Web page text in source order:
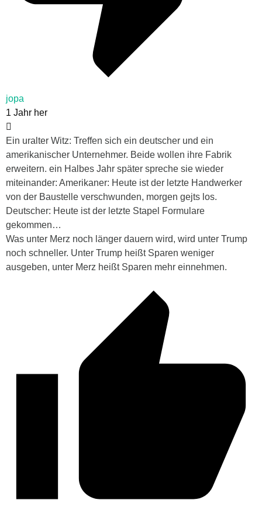
jopa
1 Jahr her
Ein uralter Witz: Treffen sich ein deutscher und ein
amerikanischer Unternehmer. Beide wollen ihre Fabrik
erweitern. ein Halbes Jahr später spreche sie wieder
miteinander: Amerikaner: Heute ist der letzte Handwerker
von der Baustelle verschwunden, morgen gejts los.
Deutscher: Heute ist der letzte Stapel Formulare
gekommen…
Was unter Merz noch länger dauern wird, wird unter Trump
noch schneller. Unter Trump heißt Sparen weniger
ausgeben, unter Merz heißt Sparen mehr einnehmen.